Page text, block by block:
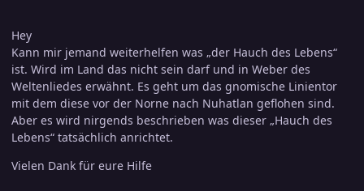
Hey
Kann mir jemand weiterhelfen was „der Hauch des Lebens“
ist. Wird im Land das nicht sein darf und in Weber des
Weltenliedes erwähnt. Es geht um das gnomische Linientor
mit dem diese vor der Norne nach Nuhatlan geflohen sind.
Aber es wird nirgends beschrieben was dieser „Hauch des
Lebens“ tatsächlich anrichtet.
Vielen Dank für eure Hilfe